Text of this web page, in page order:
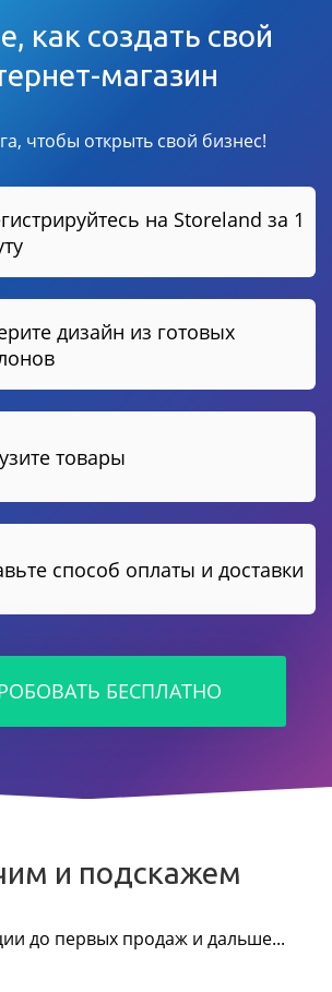
как создать свой
магазин
чтобы открыть свой бизнес!
на Storeland за 1
дизайн из готовых
товары
способ оплаты и доставки
БЕСПЛАТНО
и подскажем
до первых продаж и дальше...